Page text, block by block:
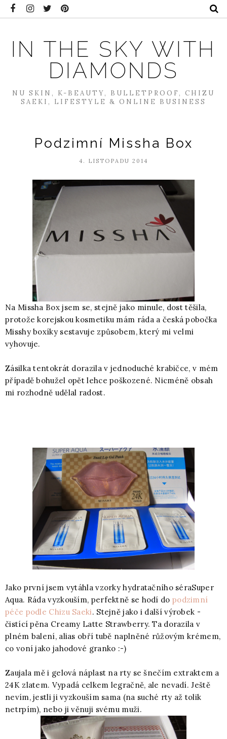
IN THE SKY WITH
DIAMONDS
NU SKIN, K-BEAUTY, BULLETPROOF, CHIZU
SAEKI, LIFESTYLE & ONLINE BUSINESS
Podzimní Missha Box
4. LISTOPADU 2014
Na Missha Box jsem se, stejně jako minule, dost těšila,
protože korejskou kosmetiku mám ráda a česká pobočka
Misshy boxíky sestavuje způsobem, který mi velmi
vyhovuje.
Zásilka tentokrát dorazila v jednoduché krabičce, v mém
případě bohužel opět lehce poškozené. Nicméně obsah
mi rozhodně udělal radost.
Jako první jsem vytáhla vzorky hydratačního séraSuper
Aqua. Ráda vyzkouším, perfektně se hodí do podzimní
péče podle Chizu Saeki. Stejně jako i další výrobek -
čistící pěna Creamy Latte Strawberry. Ta dorazila v
plném balení, alias obří tubě naplněné růžovým krémem,
co voní jako jahodové granko :-)
Zaujala mě i gelová náplast na rty se šnečím extraktem a
24K zlatem. Vypadá celkem legračně, ale nevadí. Ještě
nevím, jestli ji vyzkouším sama (na suché rty až tolik
netrpím), nebo ji věnuji svému muži.